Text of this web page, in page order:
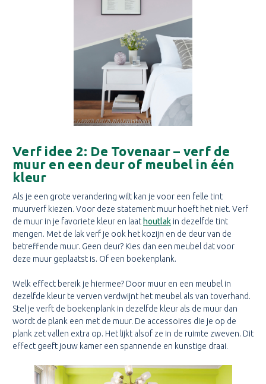
Verf idee 2: De Tovenaar – verf de
muur en een deur of meubel in één
kleur
Als je een grote verandering wilt kan je voor een felle tint
muurverf kiezen. Voor deze statement muur hoeft het niet. Verf
de muur in je favoriete kleur en laat houtlak in dezelfde tint
mengen. Met de lak verf je ook het kozijn en de deur van de
betreffende muur. Geen deur? Kies dan een meubel dat voor
deze muur geplaatst is. Of een boekenplank.
Welk effect bereik je hiermee? Door muur en een meubel in
dezelfde kleur te verven verdwijnt het meubel als van toverhand.
Stel je verft de boekenplank in dezelfde kleur als de muur dan
wordt de plank een met de muur. De accessoires die je op de
plank zet vallen extra op. Het lijkt alsof ze in de ruimte zweven. Dit
effect geeft jouw kamer een spannende en kunstige draai.